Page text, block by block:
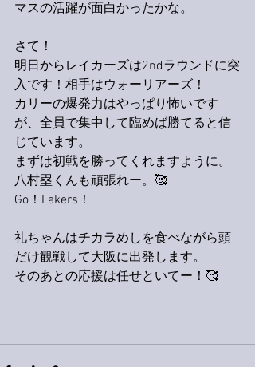
マスの活躍が面白かったかな。
さて！
明日からレイカーズは2ndラウンドに突
入です！相手はウォーリアーズ！
カリーの爆発力はやっぱり怖いです
が、全員で集中して臨めば勝てると信
じています。
まずは初戦を勝ってくれますように。
八村塁くんも頑張れー。🥰
Go！Lakers！
礼ちゃんはチカラめしを食べながら頭
だけ観戦して大阪に出発します。
そのあとの応援は任せといてー！🥰